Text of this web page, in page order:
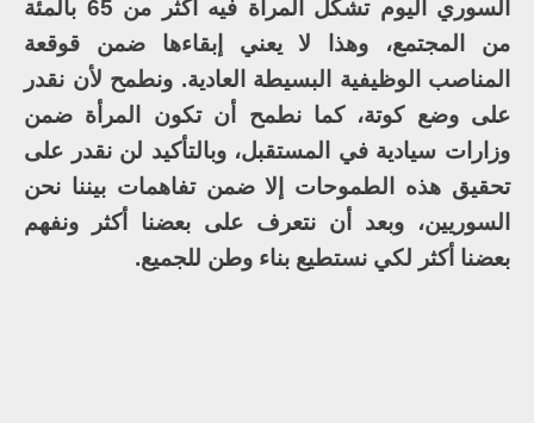
السوري اليوم تشكل المرأة فيه أكثر من 65 بالمئة
من المجتمع، وهذا لا يعني إبقاءها ضمن قوقعة
المناصب الوظيفية البسيطة العادية. ونطمح لأن نقدر
على وضع كوتة، كما نطمح أن تكون المرأة ضمن
وزارات سيادية في المستقبل، وبالتأكيد لن نقدر على
تحقيق هذه الطموحات إلا ضمن تفاهمات بيننا نحن
السوريين، وبعد أن نتعرف على بعضنا أكثر ونفهم
بعضنا أكثر لكي نستطيع بناء وطن للجميع.